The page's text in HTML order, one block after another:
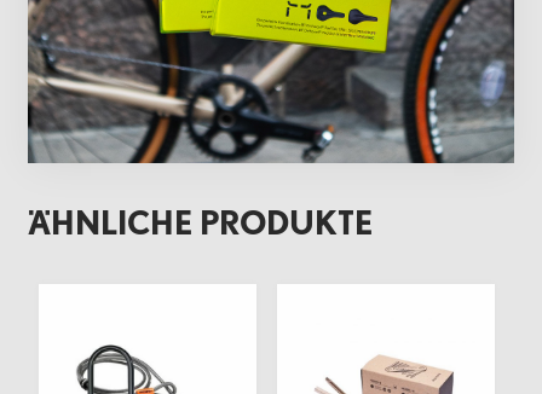
ÄHNLICHE PRODUKTE